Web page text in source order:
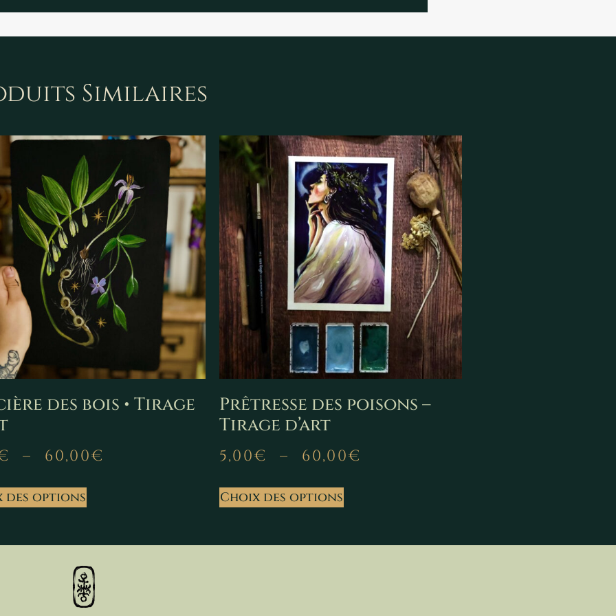
Similaires
des bois • Tirage
– 60,00€
des options
Prêtresse des poisons –
Tirage d’art
5,00€ – 60,00€
Choix des options